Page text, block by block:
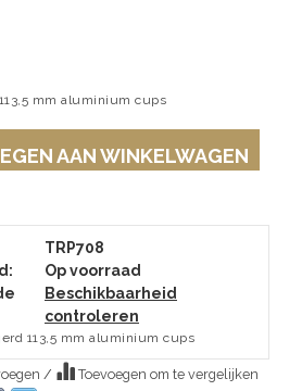
mm aluminium cups
AAN WINKELWAGEN
TRP708
Op voorraad
Beschikbaarheid
controleren
113,5 mm aluminium cups
/ Toevoegen om te vergelijken